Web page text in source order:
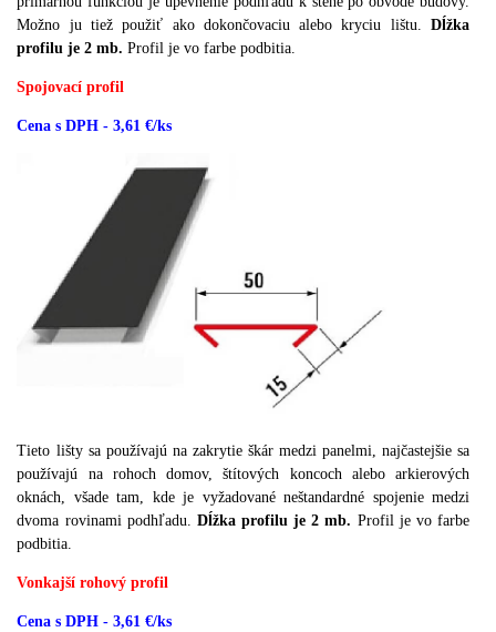
Možno ju tiež použiť ako dokončovaciu alebo kryciu lištu.
Dĺžka
profilu je 2 mb. Profil je vo farbe podbitia.
Spojovací profil
Cena s DPH - 3,61 €/ks
Tieto lišty sa používajú na zakrytie škár medzi panelmi, najčastejšie sa
používajú na rohoch domov, štítových koncoch alebo arkierových
oknách, všade tam, kde je vyžadované neštandardné spojenie medzi
dvoma rovinami podhľadu. Dĺžka profilu je 2 mb. Profil je vo farbe
podbitia.
Vonkajší rohový profil
Cena s DPH - 3,61 €/ks